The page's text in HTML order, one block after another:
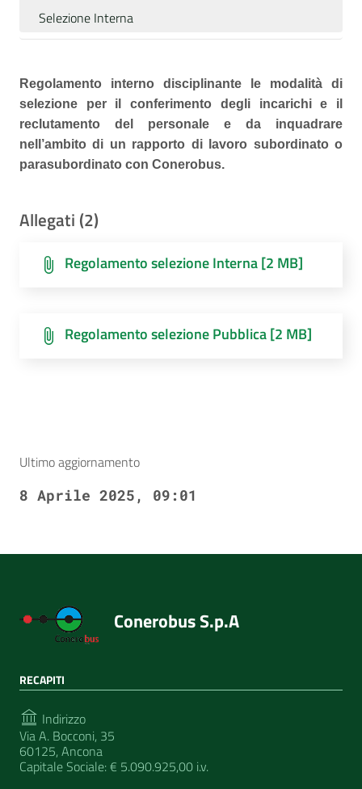
Selezione Interna
Regolamento interno disciplinante le modalità di
selezione per il conferimento degli incarichi e il
reclutamento del personale e da inquadrare
nell’ambito di un rapporto di lavoro subordinato o
parasubordinato con Conerobus.
Allegati (2)
Regolamento selezione Interna [2 MB]
Regolamento selezione Pubblica [2 MB]
Ultimo aggiornamento
8 Aprile 2025, 09:01
Conerobus S.p.A
RECAPITI
Indirizzo
Via A. Bocconi, 35
60125, Ancona
Capitale Sociale: € 5.090.925,00 i.v.